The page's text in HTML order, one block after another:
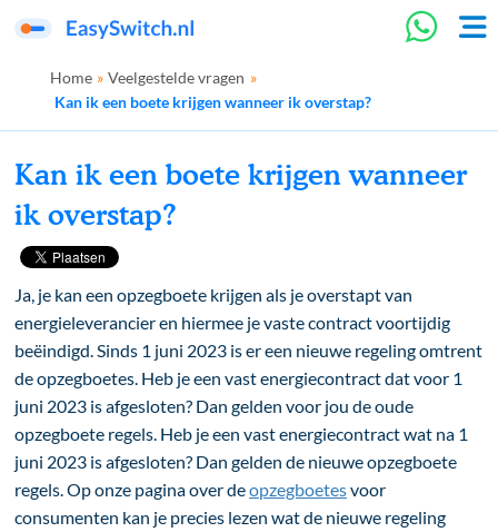
Home » Veelgestelde vragen »
Kan ik een boete krijgen wanneer ik overstap?
Kan ik een boete krijgen wanneer
ik overstap?
Ja, je kan een opzegboete krijgen als je overstapt van
energieleverancier en hiermee je vaste contract voortijdig
beëindigd. Sinds 1 juni 2023 is er een nieuwe regeling omtrent
de opzegboetes. Heb je een vast energiecontract dat voor 1
juni 2023 is afgesloten? Dan gelden voor jou de oude
opzegboete regels. Heb je een vast energiecontract wat na 1
juni 2023 is afgesloten? Dan gelden de nieuwe opzegboete
regels. Op onze pagina over deopzegboetesvoor
consumenten kan je precies lezen wat de nieuwe regeling